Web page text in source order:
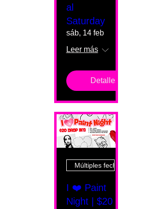
al
Saturday
sáb, 14 feb
Leer más
Detalles
Múltiples fechas
I ❤️ Paint
Night | $20